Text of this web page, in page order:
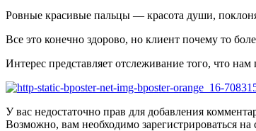
Ровные красивые пальцы — красота души,
Все это конечно здорово, но клиент почему то
Интерес представляет отслеживание того, что нам
У вас недостаточно прав для добавления
Возможно, вам необходимо зарегистрироваться на